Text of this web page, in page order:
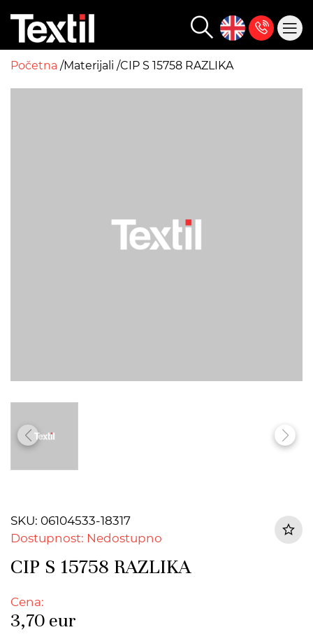
Početna Materijali CIP S 15758 RAZLIKA
SKU: 06104533-18317
Dostupnost: Nedostupno
CIP S 15758 RAZLIKA
Cena:
3,70 eur